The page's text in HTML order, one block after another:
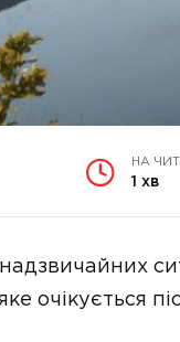
НА
1 хв
очікується